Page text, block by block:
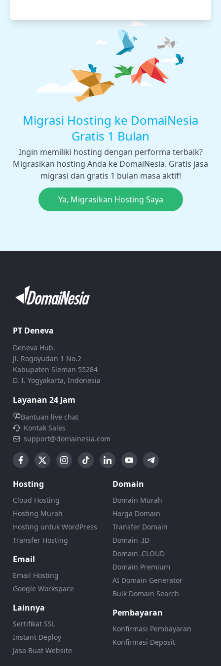
Migrasi Hosting ke DomaiNesia
Gratis 1 Bulan
Ingin memiliki hosting dengan performa terbaik?
Migrasikan hosting Anda ke DomaiNesia. Gratis jasa
migrasi dan gratis 1 bulan masa aktif!
Ya, Migrasikan Hosting Saya
PT Deneva
Deneva Hub,
Jl. Rogoyudan 1 No.2
Kabupaten Sleman 55284
D. I. Yogyakarta, Indonesia
Layanan 24 Jam
Bantuan live chat
Kontak Sales
support@domainesia.com
Hosting
Cloud Hosting
Hosting Murah
Hosting untuk WordPress
Transfer Hosting
Email
Email Hosting
Google Workspace
Lainnya
Sertifikat SSL
Instant Deploy
Jasa Buat Website
Domain
Domain Murah
Harga Domain
Transfer Domain
Domain .ID
Domain .CLOUD
Domain Premium
AI Domain Generator
Bulk Domain Search
Pembayaran
Konfirmasi Pembayaran
Konfirmasi Deposit